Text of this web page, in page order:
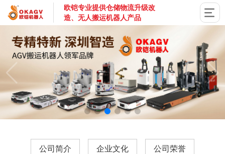
欧铠专业提供仓储物流升级改
造、无人搬运机器人产品
公司简介 企业文化 公司荣誉